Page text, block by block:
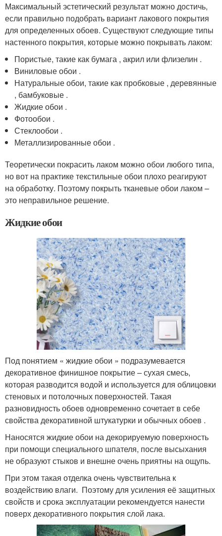
Максимальный эстетический результат можно достичь,
если правильно подобрать вариант лакового покрытия
для определенных обоев. Существуют следующие типы
настенного покрытия, которые можно покрывать лаком:
Пористые, такие как бумага , акрил или флизелин .
Виниловые обои .
Натуральные обои, такие как пробковые , деревянные
, бамбуковые .
Жидкие обои .
Фотообои .
Стеклообои .
Металлизированные обои .
Теоретически покрасить лаком можно обои любого типа,
но вот на практике текстильные обои плохо реагируют
на обработку. Поэтому покрыть тканевые обои лаком –
это неправильное решение.
Жидкие обои
Под понятием « жидкие обои » подразумевается
декоративное финишное покрытие – сухая смесь,
которая разводится водой и используется для облицовки
стеновых и потолочных поверхностей. Такая
разновидность обоев одновременно сочетает в себе
свойства декоративной штукатурки и обычных обоев .
Наносятся жидкие обои на декорируемую поверхность
при помощи специального шпателя, после высыхания
не образуют стыков и внешне очень приятны на ощупь.
При этом такая отделка очень чувствительна к
воздействию влаги. Поэтому для усиления её защитных
свойств и срока эксплуатации рекомендуется нанести
поверх декоративного покрытия слой лака.